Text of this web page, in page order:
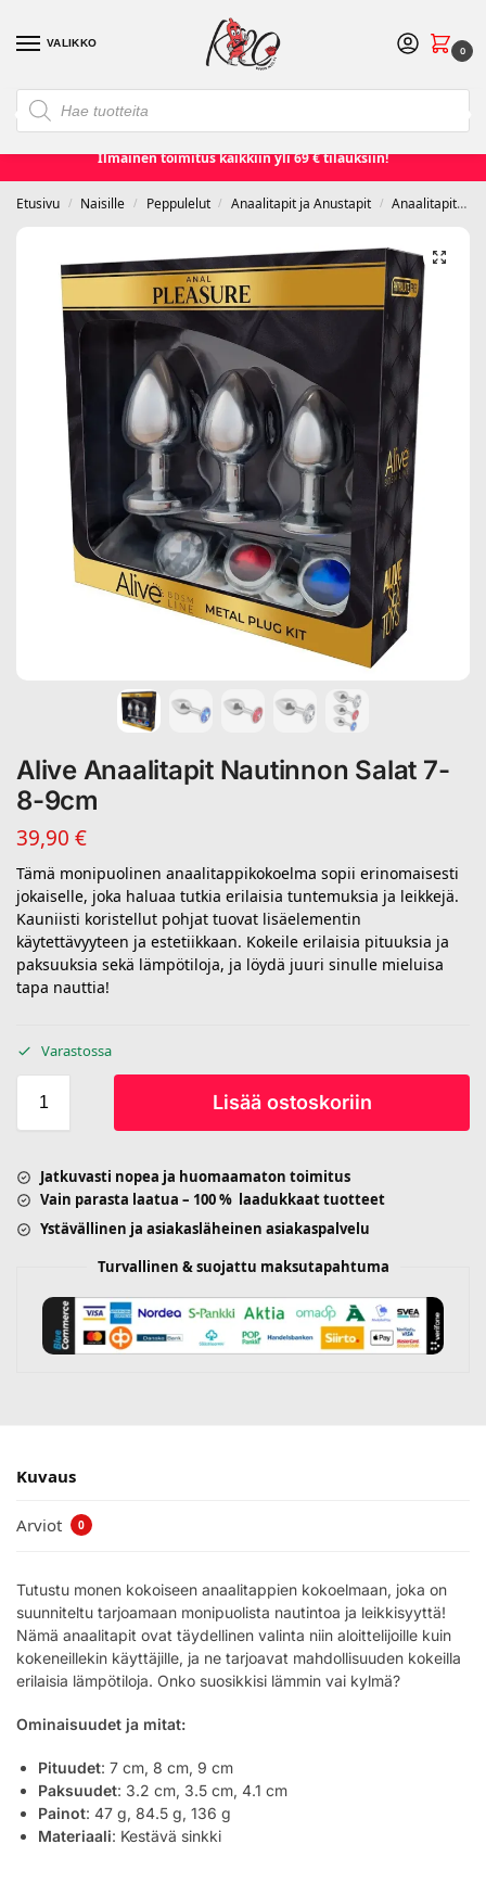
VALIKKO
0
❮ Etusivu Seksilelut ja seksivälineet Miehille❯
Ilmainen toimitus kaikkiin yli 69 € tilauksiin!
Etusivu / Naisille / Peppulelut / Anaalitapit ja Anustapit / Anaalitapit
Alive Anaalitapit Nautinnon Salat 7-
8-9cm
39,90 €
Tämä monipuolinen anaalitappikokoelma sopii erinomaisesti
jokaiselle, joka haluaa tutkia erilaisia tuntemuksia ja leikkejä.
Kauniisti koristellut pohjat tuovat lisäelementin
käytettävyyteen ja estetiikkaan. Kokeile erilaisia pituuksia ja
paksuuksia sekä lämpötiloja, ja löydä juuri sinulle mieluisa
tapa nauttia!
Varastossa
Lisää ostoskoriin
Jatkuvasti nopea ja huomaamaton toimitus
Vain parasta laatua – 100 % laadukkaat tuotteet
Ystävällinen ja asiakasläheinen asiakaspalvelu
Turvallinen & suojattu maksutapahtuma
Kuvaus
Arviot 0
Tutustu monen kokoiseen anaalitappien kokoelmaan, joka on
suunniteltu tarjoamaan monipuolista nautintoa ja leikkisyyttä!
Nämä anaalitapit ovat täydellinen valinta niin aloittelijoille kuin
kokeneillekin käyttäjille, ja ne tarjoavat mahdollisuuden kokeilla
erilaisia lämpötiloja. Onko suosikkisi lämmin vai kylmä?
Ominaisuudet ja mitat:
Pituudet: 7 cm, 8 cm, 9 cm
Paksuudet: 3.2 cm, 3.5 cm, 4.1 cm
Painot: 47 g, 84.5 g, 136 g
Materiaali: Kestävä sinkki